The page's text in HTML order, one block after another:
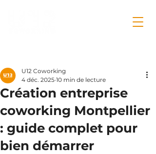
Création entreprise
coworking Montpellier
: guide complet pour
bien démarrer
U12 Coworking
4 déc. 2025 10 min de lecture